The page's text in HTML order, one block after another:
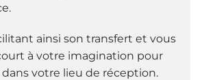
ainsi son transfert et vous
à votre imagination pour
votre lieu de réception.